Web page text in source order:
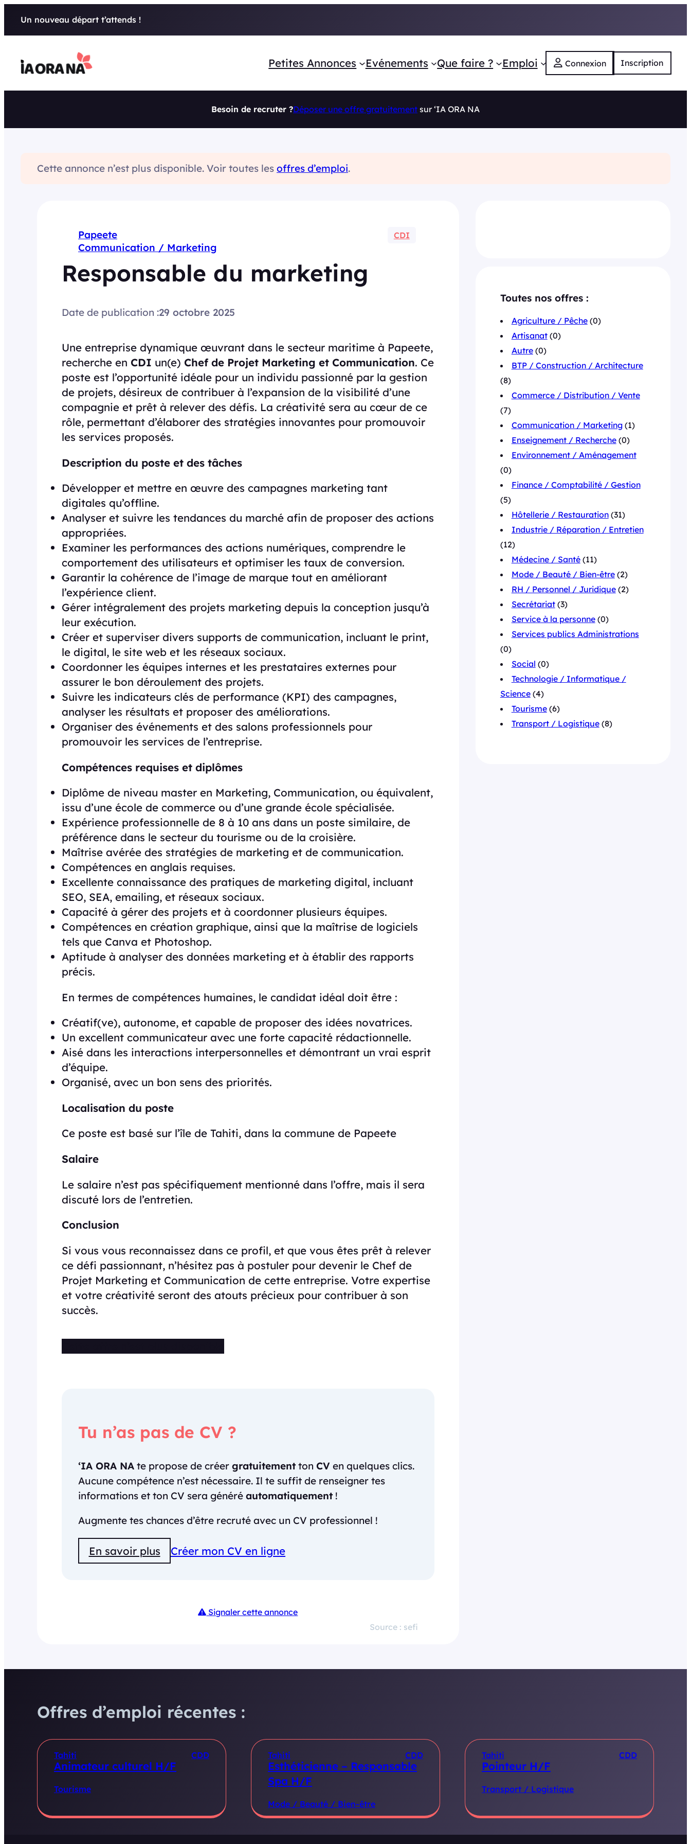
Un nouveau départ t’attends !
Petites Annonces Evénements Que faire ? Emploi Connexion Inscription
Besoin de recruter ?Déposer une offre gratuitement sur ‘IA ORA NA
Cette annonce n’est plus disponible. Voir toutes les offres d’emploi.
Papeete CDI
Communication / Marketing
Responsable du marketing
Date de publication :29 octobre 2025
Une entreprise dynamique œuvrant dans le secteur maritime à Papeete,
recherche en CDI un(e) Chef de Projet Marketing et Communication. Ce
poste est l’opportunité idéale pour un individu passionné par la gestion
de projets, désireux de contribuer à l’expansion de la visibilité d’une
compagnie et prêt à relever des défis. La créativité sera au cœur de ce
rôle, permettant d’élaborer des stratégies innovantes pour promouvoir
les services proposés.
Description du poste et des tâches
Développer et mettre en œuvre des campagnes marketing tant
digitales qu’offline.
Analyser et suivre les tendances du marché afin de proposer des actions
appropriées.
Examiner les performances des actions numériques, comprendre le
comportement des utilisateurs et optimiser les taux de conversion.
Garantir la cohérence de l’image de marque tout en améliorant
l’expérience client.
Gérer intégralement des projets marketing depuis la conception jusqu’à
leur exécution.
Créer et superviser divers supports de communication, incluant le print,
le digital, le site web et les réseaux sociaux.
Coordonner les équipes internes et les prestataires externes pour
assurer le bon déroulement des projets.
Suivre les indicateurs clés de performance (KPI) des campagnes,
analyser les résultats et proposer des améliorations.
Organiser des événements et des salons professionnels pour
promouvoir les services de l’entreprise.
Compétences requises et diplômes
Diplôme de niveau master en Marketing, Communication, ou équivalent,
issu d’une école de commerce ou d’une grande école spécialisée.
Expérience professionnelle de 8 à 10 ans dans un poste similaire, de
préférence dans le secteur du tourisme ou de la croisière.
Maîtrise avérée des stratégies de marketing et de communication.
Compétences en anglais requises.
Excellente connaissance des pratiques de marketing digital, incluant
SEO, SEA, emailing, et réseaux sociaux.
Capacité à gérer des projets et à coordonner plusieurs équipes.
Compétences en création graphique, ainsi que la maîtrise de logiciels
tels que Canva et Photoshop.
Aptitude à analyser des données marketing et à établir des rapports
précis.
En termes de compétences humaines, le candidat idéal doit être :
Créatif(ve), autonome, et capable de proposer des idées novatrices.
Un excellent communicateur avec une forte capacité rédactionnelle.
Aisé dans les interactions interpersonnelles et démontrant un vrai esprit
d’équipe.
Organisé, avec un bon sens des priorités.
Localisation du poste
Ce poste est basé sur l’île de Tahiti, dans la commune de Papeete
Salaire
Le salaire n’est pas spécifiquement mentionné dans l’offre, mais il sera
discuté lors de l’entretien.
Conclusion
Si vous vous reconnaissez dans ce profil, et que vous êtes prêt à relever
ce défi passionnant, n’hésitez pas à postuler pour devenir le Chef de
Projet Marketing et Communication de cette entreprise. Votre expertise
et votre créativité seront des atouts précieux pour contribuer à son
succès.
Tu n’as pas de CV ?
‘IA ORA NA te propose de créer gratuitement ton CV en quelques clics.
Aucune compétence n’est nécessaire. Il te suffit de renseigner tes
informations et ton CV sera généré automatiquement !
Augmente tes chances d’être recruté avec un CV professionnel !
En savoir plus Créer mon CV en ligne
Signaler cette annonce
Source : sefi
Toutes nos offres :
Agriculture / Pêche(0)
Artisanat(0)
Autre(0)
BTP / Construction / Architecture
(8)
Commerce / Distribution / Vente
(7)
Communication / Marketing(1)
Enseignement / Recherche(0)
Environnement / Aménagement
(0)
Finance / Comptabilité / Gestion
(5)
Hôtellerie / Restauration(31)
Industrie / Réparation / Entretien
(12)
Médecine / Santé(11)
Mode / Beauté / Bien-être(2)
RH / Personnel / Juridique(2)
Secrétariat(3)
Service à la personne(0)
Services publics Administrations
(0)
Social (0)
Technologie / Informatique /
Science(4)
Tourisme(6)
Transport / Logistique(8)
Offres d’emploi récentes :
Tahiti CDD
Animateur culturel H/F
Tourisme
Tahiti CDD
Esthéticienne – Responsable
Spa H/F
Mode / Beauté / Bien-être
Tahiti CDD
Pointeur H/F
Transport / Logistique